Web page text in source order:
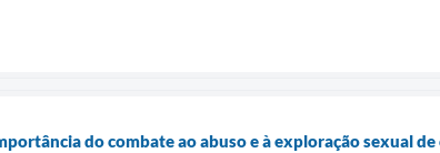
do combate ao abuso e à exploração sexual